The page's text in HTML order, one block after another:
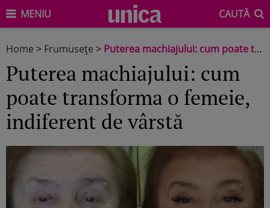
MENIU CAUTĂ
Home > Frumuseţe > Puterea machiajului: cum poate transforma o femeie, indiferent de vârstă
Puterea machiajului: cum
poate transforma o femeie,
indiferent de vârstă